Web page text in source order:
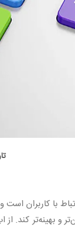
با کاربران
و بهینه‌تر کند.